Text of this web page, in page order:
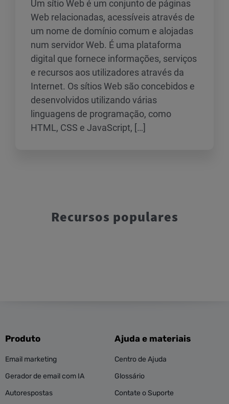
Um sítio Web é um conjunto de páginas
Web relacionadas, acessíveis através de
um nome de domínio comum e alojadas
num servidor Web. É uma plataforma
digital que fornece informações, serviços
e recursos aos utilizadores através da
Internet. Os sítios Web são concebidos e
desenvolvidos utilizando várias
linguagens de programação, como
HTML, CSS e JavaScript, […]
Recursos populares
Produto
Email marketing
Gerador de email com IA
Autorespostas
Ajuda e materiais
Centro de Ajuda
Glossário
Contate o Suporte